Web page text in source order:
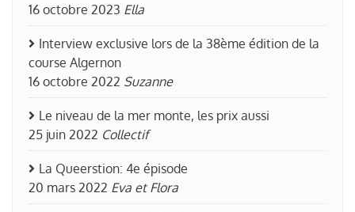
16 octobre 2023 Ella
Interview exclusive lors de la 38ème édition de la
course Algernon
16 octobre 2022 Suzanne
Le niveau de la mer monte, les prix aussi
25 juin 2022 Collectif
La Queerstion: 4e épisode
20 mars 2022 Eva et Flora